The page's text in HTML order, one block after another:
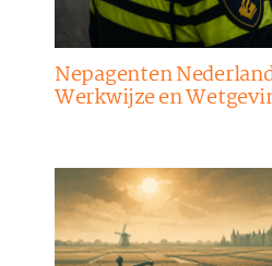
Nepagenten
Werkwijze en